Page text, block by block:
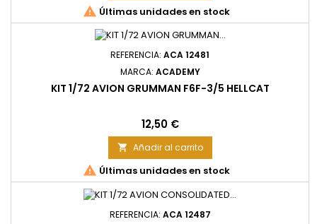
 Últimas unidades en stock
REFERENCIA: ACA 12481
MARCA: ACADEMY
KIT 1/72 AVION GRUMMAN F6F-3/5 HELLCAT
Precio
12,50 €
 Añadir al carrito
 Últimas unidades en stock
REFERENCIA: ACA 12487